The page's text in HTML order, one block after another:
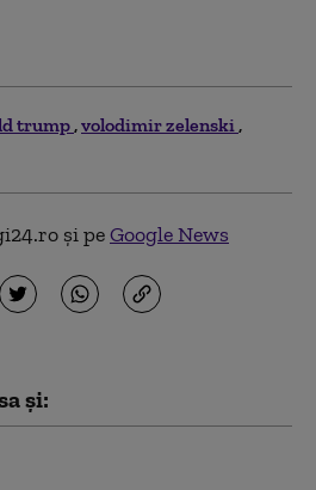
trump volodimir zelenski
și peGoogle News
și: